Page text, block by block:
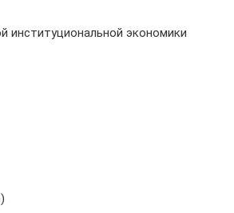
институциональной экономики